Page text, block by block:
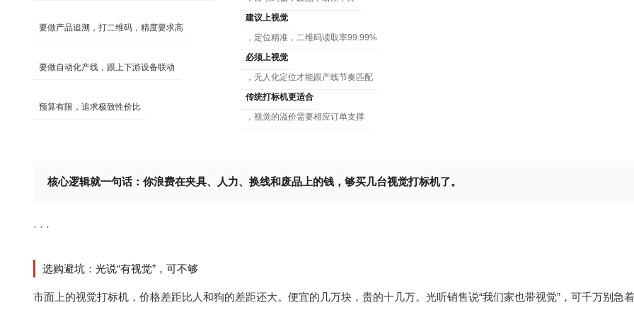
要做产品追溯，打二维码，精度要求高
建议上视觉
，定位精准，二维码读取率99.99%
要做自动化产线，跟上下游设备联动
必须上视觉
，无人化定位才能跟产线节奏匹配
预算有限，追求极致性价比
传统打标机更适合
，视觉的溢价需要相应订单支撑
核心逻辑就一句话：你浪费在夹具、人力、换线和废品上的钱，够买几台视觉打标机了。
· · ·
选购避坑：光说“有视觉”，可不够
市面上的视觉打标机，价格差距比人和狗的差距还大。便宜的几万块，贵的十几万。光听销售说“我们家也带视觉”，可千万别急